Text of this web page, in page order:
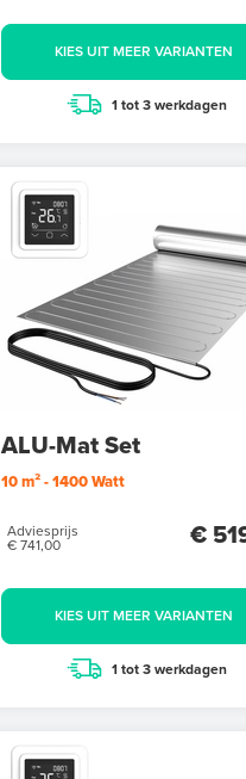
KIES UIT MEER VARIANTEN
1 tot 3 werkdagen
ALU-Mat Set
10 m² - 1400 Watt
Adviesprijs
€ 741,00
€
KIES UIT MEER VARIANTEN
1 tot 3 werkdagen